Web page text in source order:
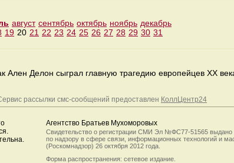
август сентябрь октябрь ноябрь декабрь
19 20 21 22 23 24 25 26 27 28 29 30 31
Ален Делон сыграл главную трагедию европейцев ХХ
рассылки смс-сообщений предоставлен КоллЦентр24
Агентство Братьев Мухоморовых
Свидетельство о регистрации СМИ Эл №ФС77-51565 выдано
по надзору в сфере связи, информационных технологий и
(Роскомнадзор) 26 октября 2012 года.
Форма распространения: сетевое издание.